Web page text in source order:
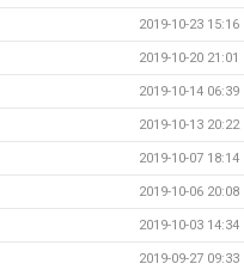
2019-10-23 15:16
2019-10-20 21:01
2019-10-14 06:39
2019-10-13 20:22
2019-10-07 18:14
2019-10-06 20:08
2019-10-03 14:34
2019-09-27 09:33